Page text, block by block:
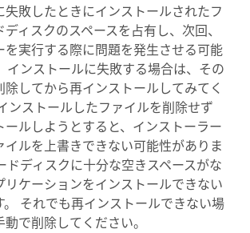
失敗したときにインストールされたフ
ィスクのスペースを占有し、次回、
を実行する際に問題を発生させる可能
インストールに失敗する場合は、その
除してから再インストールしてみてく
ンストールしたファイルを削除せず
ールしようとすると、インストーラー
イルを上書きできない可能性がありま
ドディスクに十分な空きスペースがな
リケーションをインストールできない
。 それでも再インストールできない場
で削除してください。